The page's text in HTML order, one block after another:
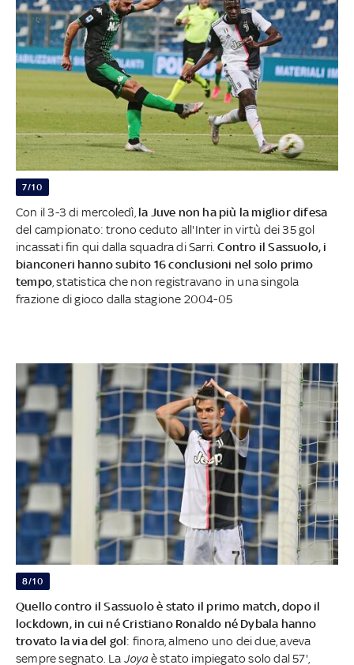
7/10
Con il 3-3 di mercoledì, la Juve non ha più la miglior difesa
del campionato: trono ceduto all'Inter in virtù dei 35 gol
incassati fin qui dalla squadra di Sarri.Contro il Sassuolo, i
bianconeri hanno subito 16 conclusioni nel solo primo
tempo , statistica che non registravano in una singola
frazione di gioco dalla stagione 2004-05
8/10
Quello contro il Sassuolo è stato il primo match, dopo il
lockdown, in cui né Cristiano Ronaldo né Dybala hanno
trovato la via del gol: finora, almeno uno dei due, aveva
sempre segnato. La Joya è stato impiegato solo dal 57',